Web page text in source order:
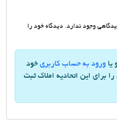
وجود ندارد. دیدگاه خود را
و یا ورود به حساب کاربری خود
را برای این اتحادیه املاک ثبت